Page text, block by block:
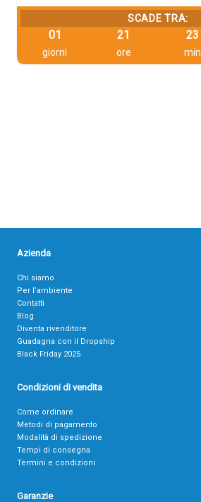
SCADE TRA:
01
giorni
21
ore
23
min
Azienda
Chi siamo
Per l’ambiente
Contatti
Blog
Diventa rivenditore
Guadagna con il Dropship
Black Friday 2025
Condizioni di vendita
Come ordinare
Metodi di pagamento
Modalità di spedizione
Tempi di consegna
Termini e condizioni
Garanzie